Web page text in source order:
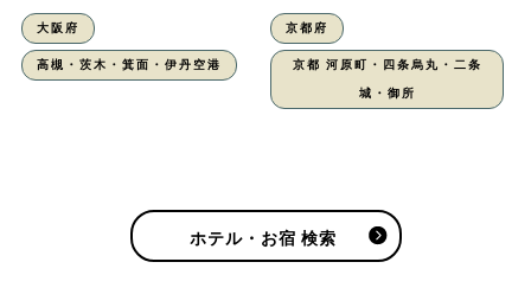
大阪府
高槻・茨木・箕面・伊丹空港
京都府
京都 河原町・四条烏丸・二条
城・御所
ホテル・お宿 検索